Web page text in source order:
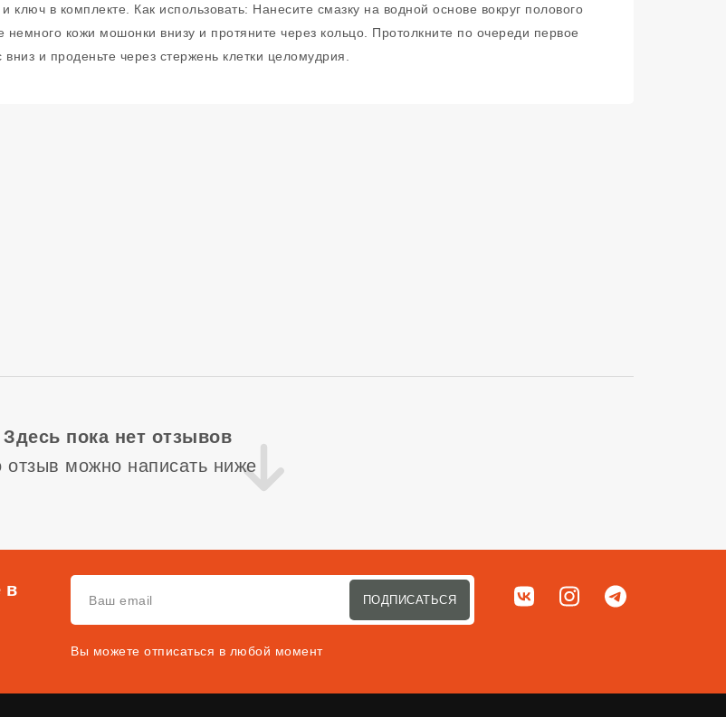
в комплекте. Как использовать: Нанесите смазку на водной основе вокруг полового
кожи мошонки внизу и протяните через кольцо. Протолкните по очереди первое
и проденьте через стержень клетки целомудрия.
Здесь пока нет отзывов
отзыв можно написать ниже
в
ПОДПИСАТЬСЯ
Вы можете отписаться в любой момент
Мы в соц. сетях
ВКонтактеInstagramTelegram